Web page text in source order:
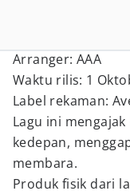
Arranger: AAA
Waktu rilis: 1
Label rekaman:
Lagu ini
kedepan,
membara.
Produk fisik dari